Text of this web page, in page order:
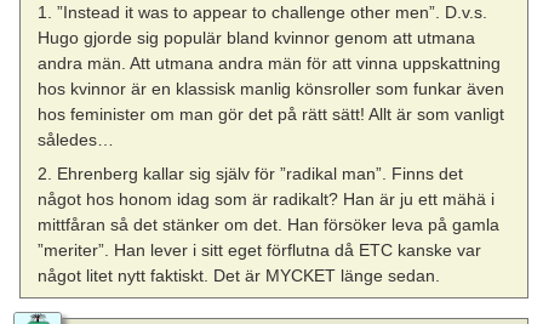
1. ”Instead it was to appear to challenge other men”. D.v.s.
Hugo gjorde sig populär bland kvinnor genom att utmana
andra män. Att utmana andra män för att vinna uppskattning
hos kvinnor är en klassisk manlig könsroller som funkar även
hos feminister om man gör det på rätt sätt! Allt är som vanligt
således…
2. Ehrenberg kallar sig själv för ”radikal man”. Finns det
något hos honom idag som är radikalt? Han är ju ett mähä i
mittfåran så det stänker om det. Han försöker leva på gamla
”meriter”. Han lever i sitt eget förflutna då ETC kanske var
något litet nytt faktiskt. Det är MYCKET länge sedan.